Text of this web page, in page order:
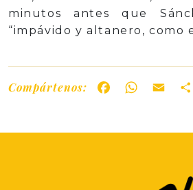
minutos antes que
“impávido y altanero, como
Compártenos: Facebook